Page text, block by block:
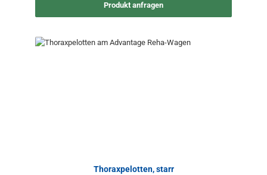
Produkt anfragen
Thoraxpelotten, starr